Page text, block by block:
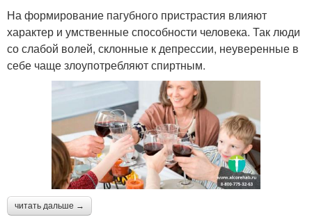
На формирование пагубного пристрастия влияют
характер и умственные способности человека. Так люди
со слабой волей, склонные к депрессии, неуверенные в
себе чаще злоупотребляют спиртным.
читать дальше →